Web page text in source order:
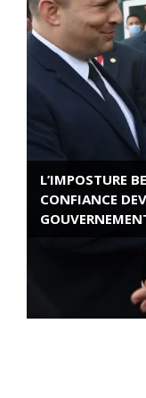
L’IMPOSTURE
CONFIANCE
ROSE